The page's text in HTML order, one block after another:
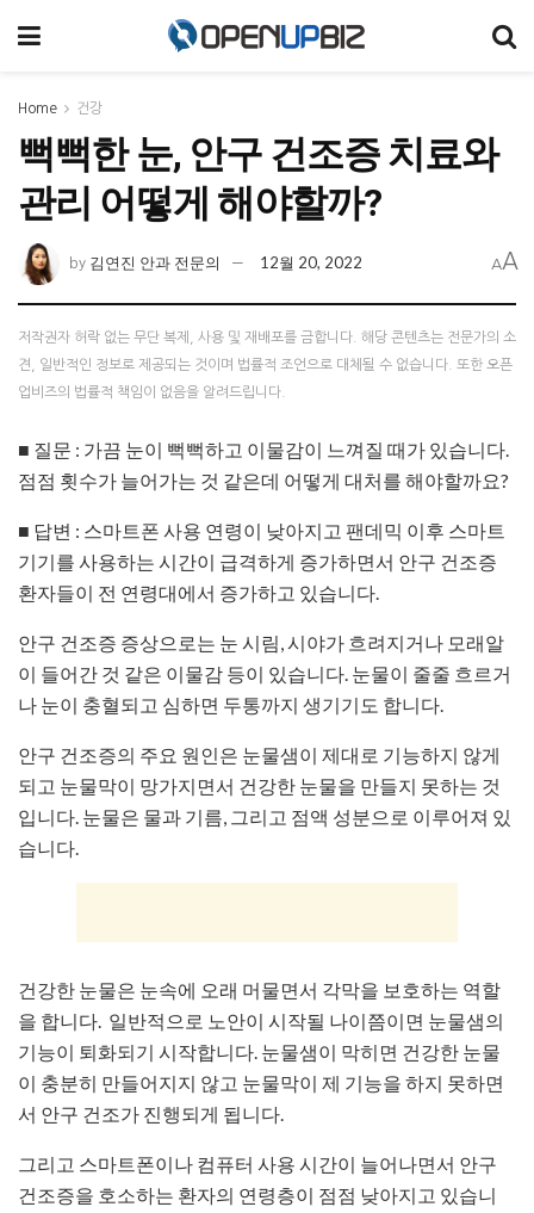
Home 건강
뻑뻑한 눈, 안구 건조증 치료와
관리 어떻게 해야할까?
by 김연진 안과 전문의 12월 20, 2022 AA
저작권자 허락 없는 무단 복제, 사용 및 재배포를 금합니다. 해당 콘텐츠는 전문가의 소
견, 일반적인 정보로 제공되는 것이며 법률적 조언으로 대체될 수 없습니다. 또한 오픈
업비즈의 법률적 책임이 없음을 알려드립니다.
■ 질문 : 가끔 눈이 뻑뻑하고 이물감이 느껴질 때가 있습니다.
점점 횟수가 늘어가는 것 같은데 어떻게 대처를 해야할까요?
■ 답변 : 스마트폰 사용 연령이 낮아지고 팬데믹 이후 스마트
기기를 사용하는 시간이 급격하게 증가하면서 안구 건조증
환자들이 전 연령대에서 증가하고 있습니다.
안구 건조증 증상으로는 눈 시림, 시야가 흐려지거나 모래알
이 들어간 것 같은 이물감 등이 있습니다. 눈물이 줄줄 흐르거
나 눈이 충혈되고 심하면 두통까지 생기기도 합니다.
안구 건조증의 주요 원인은 눈물샘이 제대로 기능하지 않게
되고 눈물막이 망가지면서 건강한 눈물을 만들지 못하는 것
입니다. 눈물은 물과 기름, 그리고 점액 성분으로 이루어져 있
습니다.
건강한 눈물은 눈속에 오래 머물면서 각막을 보호하는 역할
을 합니다. 일반적으로 노안이 시작될 나이쯤이면 눈물샘의
기능이 퇴화되기 시작합니다. 눈물샘이 막히면 건강한 눈물
이 충분히 만들어지지 않고 눈물막이 제 기능을 하지 못하면
서 안구 건조가 진행되게 됩니다.
그리고 스마트폰이나 컴퓨터 사용 시간이 늘어나면서 안구
건조증을 호소하는 환자의 연령층이 점점 낮아지고 있습니